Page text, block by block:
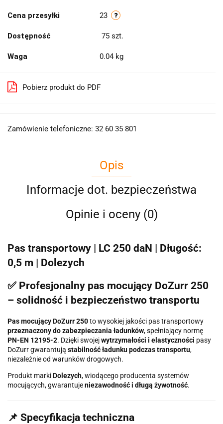
Cena przesyłki 23
Dostępność 75 szt.
Waga 0.04 kg
Pobierz produkt do PDF
Zamówienie telefoniczne: 32 60 35 801
Opis
Informacje dot. bezpieczeństwa
Opinie i oceny (0)
Pas transportowy | LC 250 daN | Długość:
0,5 m | Dolezych
✅ Profesjonalny pas mocujący DoZurr 250
– solidność i bezpieczeństwo transportu
Pas mocujący DoZurr 250to wysokiej jakości pas transportowy
przeznaczony do zabezpieczania ładunków, spełniający normę
PN-EN 12195-2. Dzięki swojejwytrzymałości i elastyczności pasy
DoZurr gwarantują stabilność ładunku podczas transportu,
niezależnie od warunków drogowych.
Produkt markiDolezych, wiodącego producenta systemów
mocujących, gwarantujeniezawodność i długą żywotność.
📌 Specyfikacja techniczna